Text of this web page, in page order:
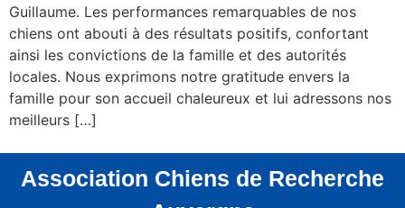
Guillaume. Les performances remarquables de nos
chiens ont abouti à des résultats positifs, confortant
ainsi les convictions de la famille et des autorités
locales. Nous exprimons notre gratitude envers la
famille pour son accueil chaleureux et lui adressons nos
meilleurs […]
Association Chiens de Recherche